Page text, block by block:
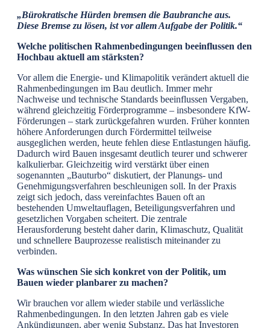
„Bürokratische Hürden bremsen die Baubranche aus.
Diese Bremse zu lösen, ist vor allem Aufgabe der Politik.“
Welche politischen Rahmenbedingungen beeinflussen den
Hochbau aktuell am stärksten?
Vor allem die Energie- und Klimapolitik verändert aktuell die
Rahmenbedingungen im Bau deutlich. Immer mehr
Nachweise und technische Standards beeinflussen Vergaben,
während gleichzeitig Förderprogramme – insbesondere KfW-
Förderungen – stark zurückgefahren wurden. Früher konnten
höhere Anforderungen durch Fördermittel teilweise
ausgeglichen werden, heute fehlen diese Entlastungen häufig.
Dadurch wird Bauen insgesamt deutlich teurer und schwerer
kalkulierbar. Gleichzeitig wird verstärkt über einen
sogenannten „Bauturbo“ diskutiert, der Planungs- und
Genehmigungsverfahren beschleunigen soll. In der Praxis
zeigt sich jedoch, dass vereinfachtes Bauen oft an
bestehenden Umweltauflagen, Beteiligungsverfahren und
gesetzlichen Vorgaben scheitert. Die zentrale
Herausforderung besteht daher darin, Klimaschutz, Qualität
und schnellere Bauprozesse realistisch miteinander zu
verbinden.
Was wünschen Sie sich konkret von der Politik, um
Bauen wieder planbarer zu machen?
Wir brauchen vor allem wieder stabile und verlässliche
Rahmenbedingungen. In den letzten Jahren gab es viele
Ankündigungen, aber wenig Substanz. Das hat Investoren